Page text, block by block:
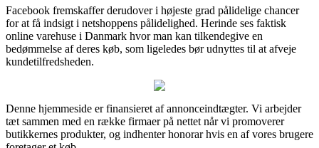
Facebook fremskaffer derudover i højeste grad pålidelige chancer
for at få indsigt i netshoppens pålidelighed. Herinde ses faktisk
online varehuse i Danmark hvor man kan tilkendegive en
bedømmelse af deres køb, som ligeledes bør udnyttes til at afveje
kundetilfredsheden.
Denne hjemmeside er finansieret af annonceindtægter. Vi arbejder
tæt sammen med en række firmaer på nettet når vi promoverer
butikkernes produkter, og indhenter honorar hvis en af vores brugere